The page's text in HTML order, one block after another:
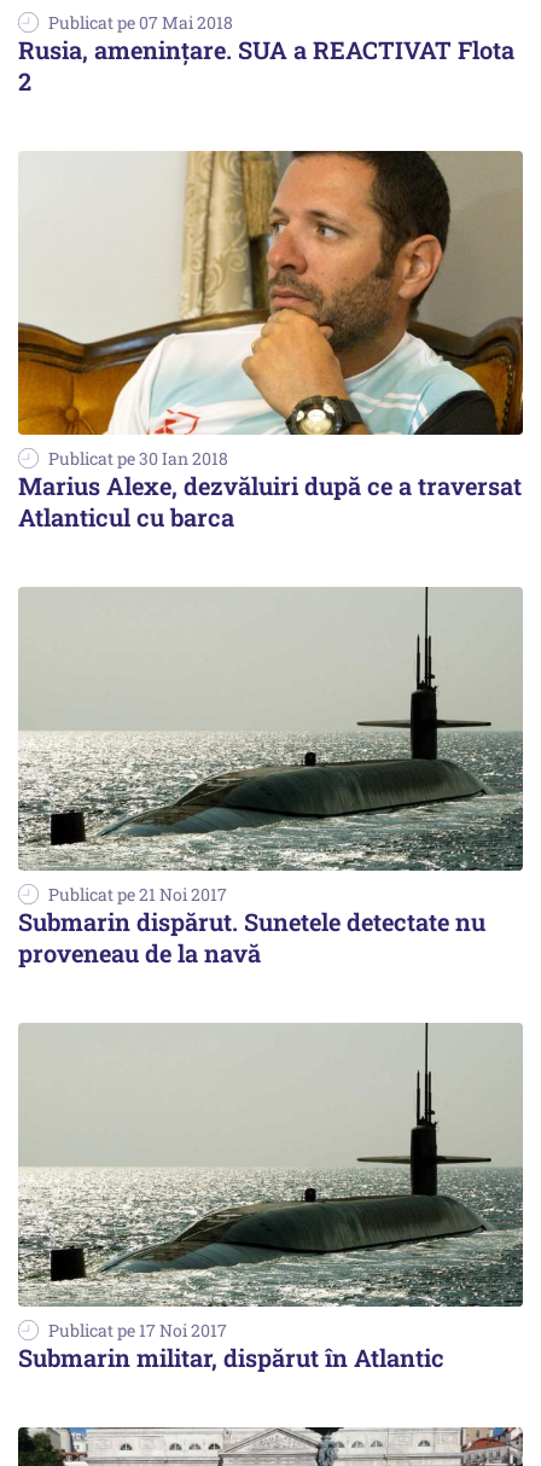
Publicat pe 07 Mai 2018
Rusia, amenințare. SUA a REACTIVAT Flota
2
Publicat pe 30 Ian 2018
Marius Alexe, dezvăluiri după ce a traversat
Atlanticul cu barca
Publicat pe 21 Noi 2017
Submarin dispărut. Sunetele detectate nu
proveneau de la navă
Publicat pe 17 Noi 2017
Submarin militar, dispărut în Atlantic